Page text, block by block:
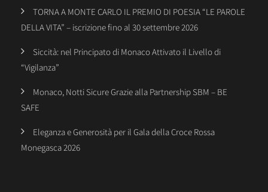
TORNA A MONTE CARLO IL PREMIO DI POESIA “LE PAROLE
DELLA VITA” – iscrizione fino al 30 settembre 2026
Siccità: nel Principato di Monaco Attivato il Livello di
“Vigilanza”
Monaco, Notti Sicure Grazie alla Partnership SBM – BE
SAFE
Eleganza e Generosità per il Gala della Croce Rossa
Monegasca 2026